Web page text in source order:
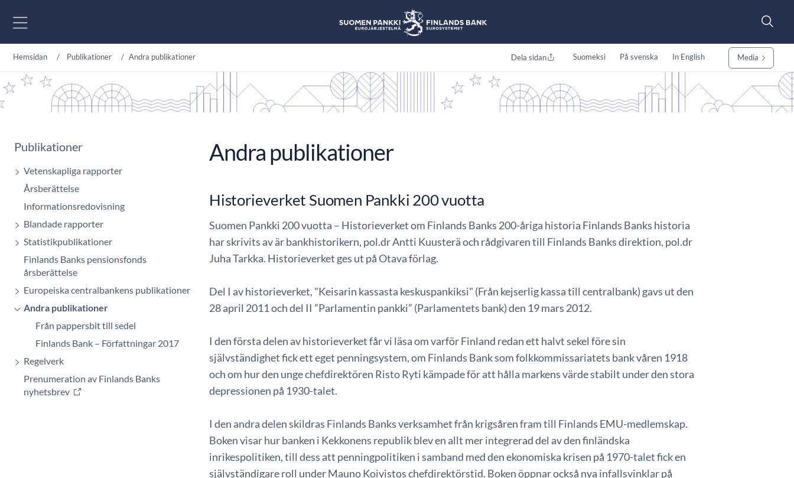
Hemsidan Publikationer Andra publikationer Dela sidan Suomeksi På svenska In English Media
Publikationer
Vetenskapliga rapporter
Årsberättelse
Informationsredovisning
Blandade rapporter
Statistikpublikationer
Finlands Banks pensionsfonds
årsberättelse
Europeiska centralbankens publikationer
Andra publikationer
Från pappersbit till sedel
Finlands Bank – Författningar 2017
Regelverk
Prenumeration av Finlands Banks
nyhetsbrev
Andra publikationer
Historieverket Suomen Pankki 200 vuotta
Suomen Pankki 200 vuotta – Historieverket om Finlands Banks 200-åriga historia Finlands Banks historia
har skrivits av är bankhistorikern, pol.dr Antti Kuusterä och rådgivaren till Finlands Banks direktion, pol.dr
Juha Tarkka. Historieverket ges ut på Otava förlag.
Del I av historieverket, "Keisarin kassasta keskuspankiksi" (Från kejserlig kassa till centralbank) gavs ut den
28 april 2011 och del II ”Parlamentin pankki” (Parlamentets bank) den 19 mars 2012.
I den första delen av historieverket får vi läsa om varför Finland redan ett halvt sekel före sin
självständighet fick ett eget penningsystem, om Finlands Bank som folkkommissariatets bank våren 1918
och om hur den unge chefdirektören Risto Ryti kämpade för att hålla markens värde stabilt under den stora
depressionen på 1930-talet.
I den andra delen skildras Finlands Banks verksamhet från krigsåren fram till Finlands EMU-medlemskap.
Boken visar hur banken i Kekkonens republik blev en allt mer integrerad del av den finländska
inrikespolitiken, till dess att penningpolitiken i samband med den ekonomiska krisen på 1970-talet fick en
självständigare roll under Mauno Koivistos chefdirektörstid. Boken öppnar också nya infallsvinklar på